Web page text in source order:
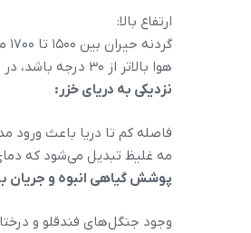
ارتفاع بالا:
هوا بالاتر از ۳۰ درجه باشد، در حیران هنوز نسیم خنک و دلچسبی جریان دارد.
نزدیکی به دریای خزر:
فاصله کم تا دریا باعث ورود
مه غلیظ تبدیل می‌شود که
پوشش گیاهی انبوه و جریان
وجود جنگل‌های فندقلو و